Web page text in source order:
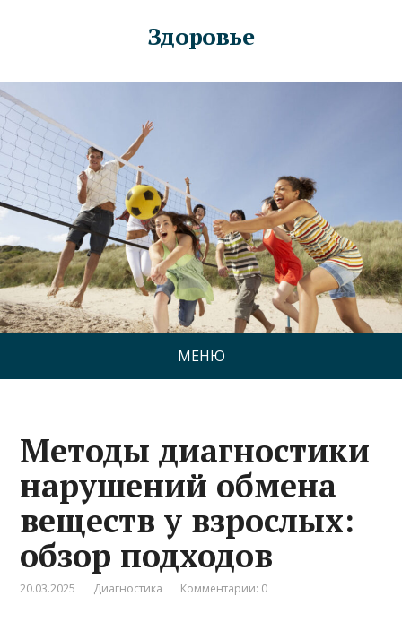
Здоровье
МЕНЮ
Методы диагностики
нарушений обмена
веществ у взрослых:
обзор подходов
20.03.2025 Диагностика Комментарии: 0